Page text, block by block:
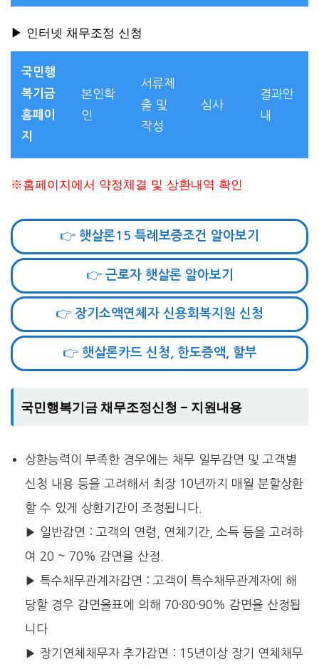
▶ 인터넷 채무조정 신청
국민행
복기금
홈페이
지
본인확
인
서류제
출 및
작성
심사
결과안
내
※홈페이지에서 약정체결 및 상환내역 확인
👉 햇살론15 특례보증조건 알아보기
👉 근로자 햇살론 알아보기
👉 장기소액연체자 신용회복지원 신청
👉 햇살론카드 신청, 한도증액, 할부
국민행복기금 채무조정신청 – 지원내용
상환능력이 부족한 경우에는 채무 일부감면 및 고객별
신청 내용 등을 고려해서 최장 10년까지 매월 분할상환
할 수 있게 상환기간이 조정됩니다.
▶ 일반감면 : 고객의 연령, 연체기간, 소득 등을 고려하
여 20 ~ 70% 감면율 산정.
▶ 특수채무관계자감면 : 고객이 특수채무관계자에 해
당할 경우 감면율표에 의해 70·80·90% 감면율 산정됩
니다
▶ 장기연체채무자 추가감면 : 15년이상 장기 연체채무